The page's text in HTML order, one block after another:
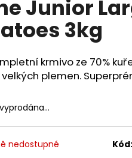
Junior
3kg
krmivo ze 70%
plemen.
nedostupné Kód: